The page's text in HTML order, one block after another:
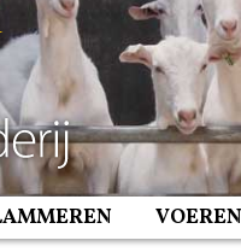
VOEREN